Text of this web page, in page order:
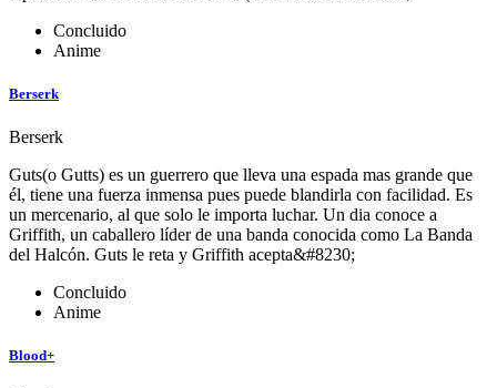
Concluido
Anime
Berserk
Berserk
Guts(o Gutts) es un guerrero que lleva una espada mas grande que
él, tiene una fuerza inmensa pues puede blandirla con facilidad. Es
un mercenario, al que solo le importa luchar. Un dia conoce a
Griffith, un caballero líder de una banda conocida como La Banda
del Halcón. Guts le reta y Griffith acepta&#8230;
Concluido
Anime
Blood+